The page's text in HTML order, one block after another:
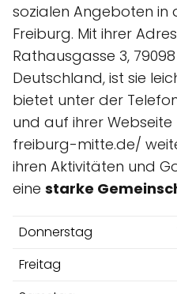
sozialen Angeboten in
Freiburg. Mit ihrer
Rathausgasse 3,
Deutschland, ist sie
bietet unter der
und auf ihrer
freiburg-mitte.de/
ihren Aktivitäten und
eine starke
Donnerstag
Freitag